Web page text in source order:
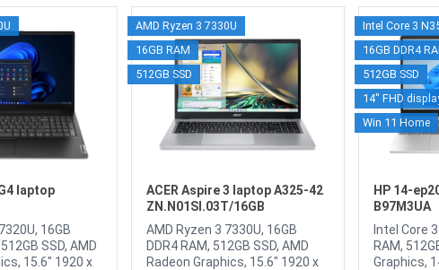
laptop
16GB
SSD, AMD
15.6" 1920 x
AMD Ryzen 3 7330U
16GB RAM
512GB SSD
ACER Aspire 3 laptop A325-42
ZN.N01SI.03T/16GB
AMD Ryzen 3 7330U, 16GB
DDR4 RAM, 512GB SSD, AMD
Radeon Graphics, 15.6" 1920 x
Intel Core 3
16GB DDR4
512GB SSD
14" FHD
Win 11 Home
HP 14-
B97M3UA
Intel Core 3
RAM,
Graphics,